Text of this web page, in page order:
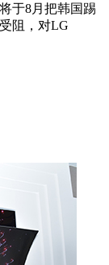
于8月把韩国踢
阻，对LG